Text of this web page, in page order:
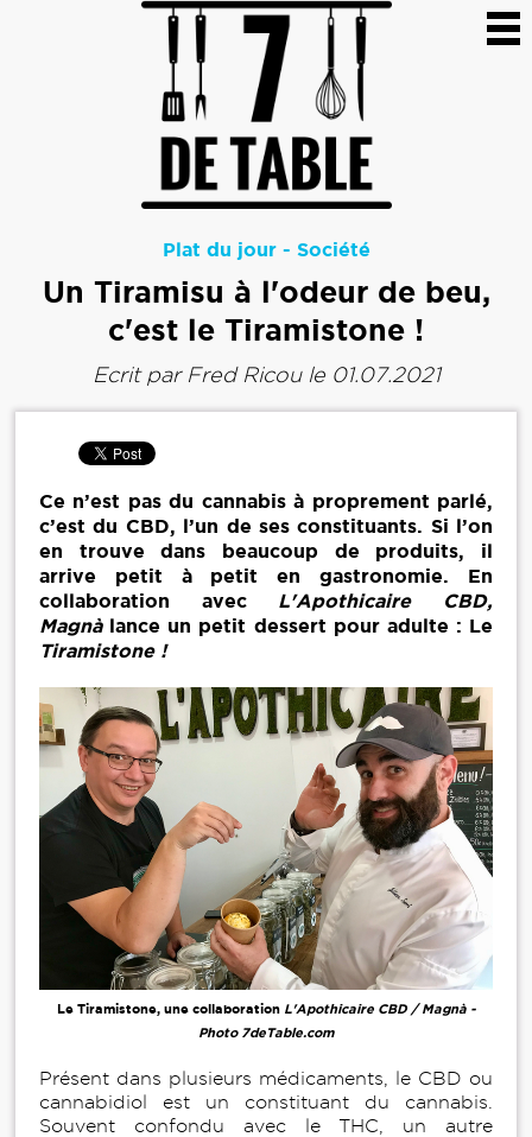
Plat du jour- Société
Un Tiramisu à l'odeur de beu,
c'est le Tiramistone !
Ecrit par Fred Ricoule 01.07.2021
Ce n’est pas du cannabis à proprement parlé,
c’est du CBD, l’un de ses constituants. Si l’on
en trouve dans beaucoup de produits, il
arrive petit à petit en gastronomie. En
collaboration avec L'Apothicaire CBD,
Magnàlance un petit dessert pour adulte : Le
Tiramistone !
Le Tiramistone, une collaboration L'Apothicaire CBD / Magnà -
Photo 7deTable.com
Présent dans plusieurs médicaments, le CBD ou
cannabidiol est un constituant du cannabis.
Souvent confondu avec le THC, un autre